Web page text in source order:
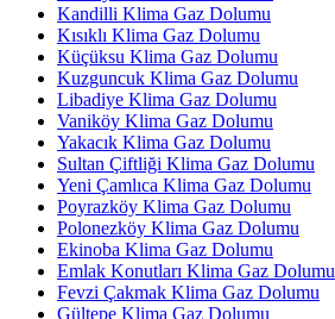
Kandilli Klima Gaz Dolumu
Kısıklı Klima Gaz Dolumu
Küçüksu Klima Gaz Dolumu
Kuzguncuk Klima Gaz Dolumu
Libadiye Klima Gaz Dolumu
Vaniköy Klima Gaz Dolumu
Yakacık Klima Gaz Dolumu
Sultan Çiftliği Klima Gaz Dolumu
Yeni Çamlıca Klima Gaz Dolumu
Poyrazköy Klima Gaz Dolumu
Polonezköy Klima Gaz Dolumu
Ekinoba Klima Gaz Dolumu
Emlak Konutları Klima Gaz Dolumu
Fevzi Çakmak Klima Gaz Dolumu
Gültepe Klima Gaz Dolumu